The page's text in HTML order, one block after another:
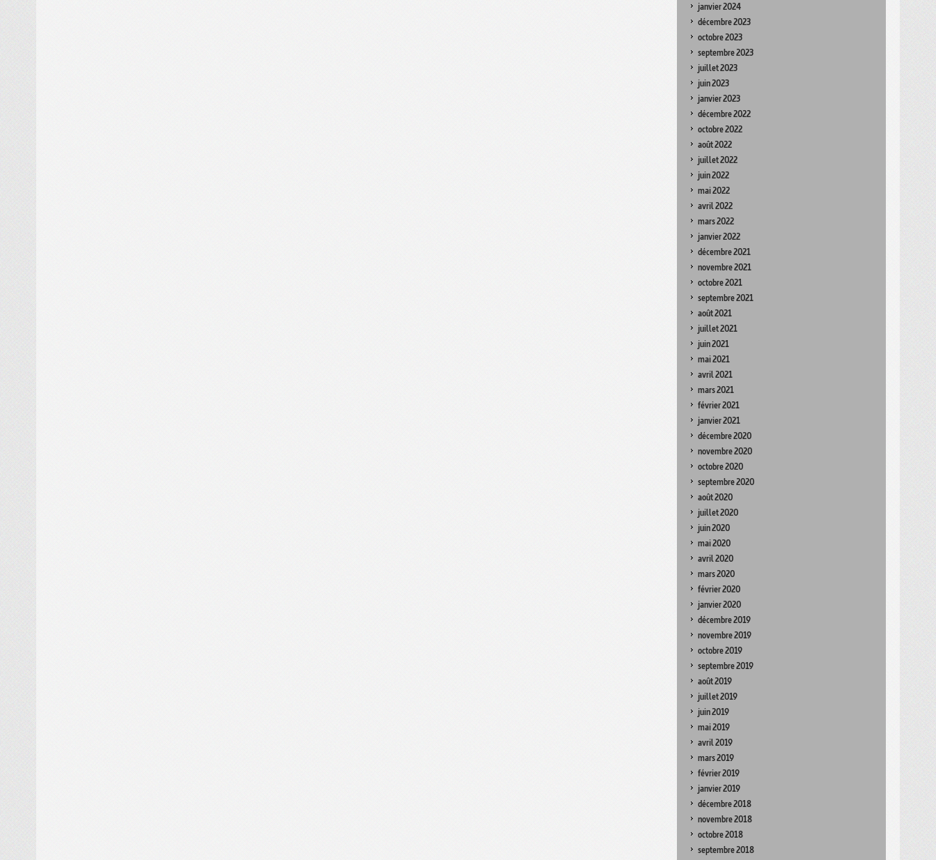
janvier 2024
décembre 2023
octobre 2023
septembre 2023
juillet 2023
juin 2023
janvier 2023
décembre 2022
octobre 2022
août 2022
juillet 2022
juin 2022
mai 2022
avril 2022
mars 2022
janvier 2022
décembre 2021
novembre 2021
octobre 2021
septembre 2021
août 2021
juillet 2021
juin 2021
mai 2021
avril 2021
mars 2021
février 2021
janvier 2021
décembre 2020
novembre 2020
octobre 2020
septembre 2020
août 2020
juillet 2020
juin 2020
mai 2020
avril 2020
mars 2020
février 2020
janvier 2020
décembre 2019
novembre 2019
octobre 2019
septembre 2019
août 2019
juillet 2019
juin 2019
mai 2019
avril 2019
mars 2019
février 2019
janvier 2019
décembre 2018
novembre 2018
octobre 2018
septembre 2018